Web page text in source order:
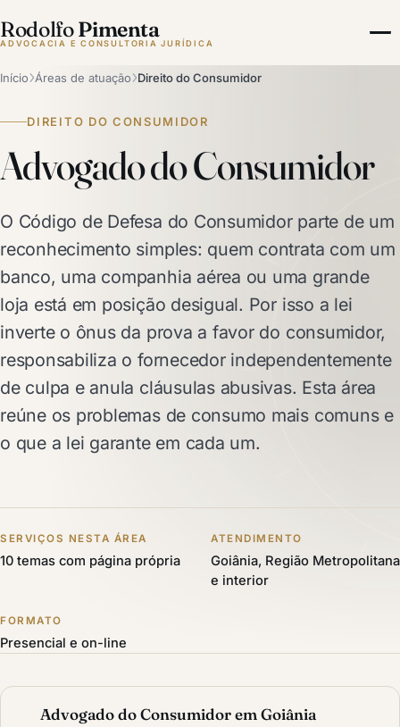
RodolfoPimenta
ADVOCACIA E CONSULTORIA JURÍDICA
Início Áreas de atuação Direito do Consumidor
DIREITO DO CONSUMIDOR
Advogado do Consumidor
O Código de Defesa do Consumidor parte de um
reconhecimento simples: quem contrata com um
banco, uma companhia aérea ou uma grande
loja está em posição desigual. Por isso a lei
inverte o ônus da prova a favor do consumidor,
responsabiliza o fornecedor independentemente
de culpa e anula cláusulas abusivas. Esta área
reúne os problemas de consumo mais comuns e
o que a lei garante em cada um.
SERVIÇOS NESTA ÁREA
10 temas com página própria
ATENDIMENTO
Goiânia, Região Metropolitana
e interior
FORMATO
Presencial e on-line
Advogado do Consumidor em Goiânia